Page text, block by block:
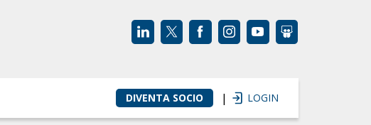
DIVENTA SOCIO | LOGIN